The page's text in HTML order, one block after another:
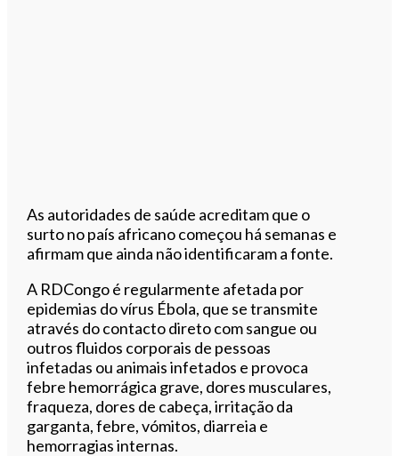
As autoridades de saúde acreditam que o
surto no país africano começou há semanas e
afirmam que ainda não identificaram a fonte.
A RDCongo é regularmente afetada por
epidemias do vírus Ébola, que se transmite
através do contacto direto com sangue ou
outros fluidos corporais de pessoas
infetadas ou animais infetados e provoca
febre hemorrágica grave, dores musculares,
fraqueza, dores de cabeça, irritação da
garganta, febre, vómitos, diarreia e
hemorragias internas.